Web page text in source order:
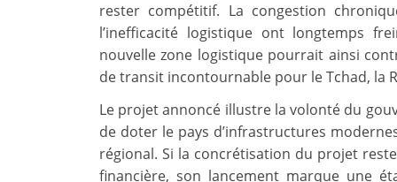
rester compétitif. La congestion
l’inefficacité logistique ont longtemps
nouvelle zone logistique pourrait ainsi
de transit incontournable pour le Tchad, la
Le projet annoncé illustre la volonté du
de doter le pays d’infrastructures
régional. Si la concrétisation du projet
financière, son lancement marque une